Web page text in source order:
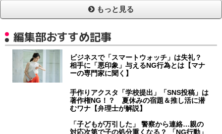
もっと見る
編集部おすすめ記事
ビジネスで「スマートウォッチ」は失礼？
相手に「悪印象」与えるNG行為とは【マナ
ーの専門家に聞く】
手作りアクスタ「学校提出」「SNS投稿」は
著作権NG！？ 夏休みの宿題＆推し活に潜
むワナ【弁理士が解説】
「子どもが万引した」 警察から連絡…親の
対応次第で子の処分重くなる？ 「NG行動」